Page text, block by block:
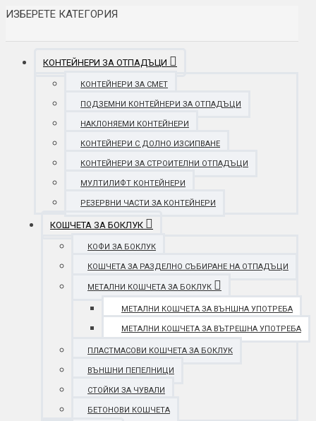
ИЗБЕРЕТЕ КАТЕГОРИЯ
КОНТЕЙНЕРИ ЗА ОТПАДЪЦИ
КОНТЕЙНЕРИ ЗА СМЕТ
ПОДЗЕМНИ КОНТЕЙНЕРИ ЗА ОТПАДЪЦИ
НАКЛОНЯЕМИ КОНТЕЙНЕРИ
КОНТЕЙНЕРИ С ДОЛНО ИЗСИПВАНЕ
КОНТЕЙНЕРИ ЗА СТРОИТЕЛНИ ОТПАДЪЦИ
МУЛТИЛИФТ КОНТЕЙНЕРИ
РЕЗЕРВНИ ЧАСТИ ЗА КОНТЕЙНЕРИ
КОШЧЕТА ЗА БОКЛУК
КОФИ ЗА БОКЛУК
КОШЧЕТА ЗА РАЗДЕЛНО СЪБИРАНЕ НА ОТПАДЪЦИ
МЕТАЛНИ КОШЧЕТА ЗА БОКЛУК
МЕТАЛНИ КОШЧЕТА ЗА ВЪНШНА УПОТРЕБА
МЕТАЛНИ КОШЧЕТА ЗА ВЪТРЕШНА УПОТРЕБА
ПЛАСТМАСОВИ КОШЧЕТА ЗА БОКЛУК
ВЪНШНИ ПЕПЕЛНИЦИ
СТОЙКИ ЗА ЧУВАЛИ
БЕТОНОВИ КОШЧЕТА